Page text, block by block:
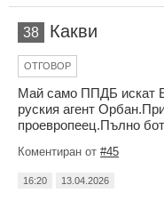
38 Какви
ОТГОВОР
Май само ППДБ искат
руския агент
проевропеец.Пълно
Коментиран от #45
16:20 13.04.2026